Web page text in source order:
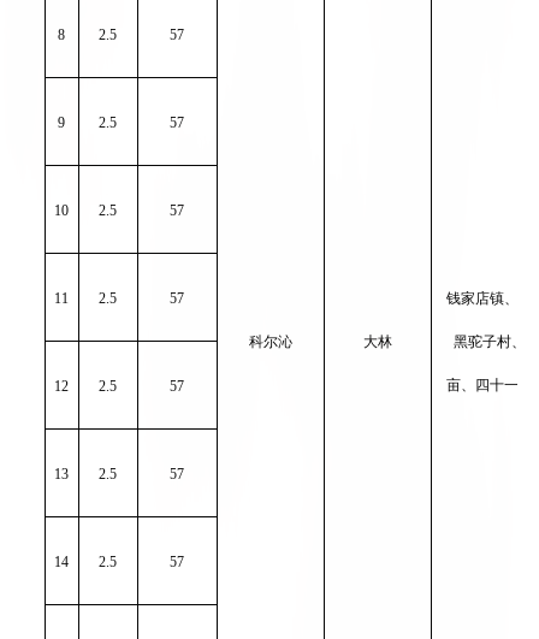
科尔沁 大林
钱家店镇、前
黑驼子村、
亩、四十一号
8 2.5 57
9 2.5 57
10 2.5 57
11 2.5 57
12 2.5 57
13 2.5 57
14 2.5 57